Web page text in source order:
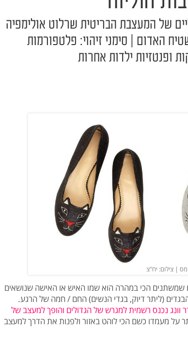
של המעצבת הבריטית שרלוט אולימפיה
האדום | סימני זיהוי: פלטפורמות
ופנטזיות ילדות אחרות
| צילום: יח"צ
הכי במהרה הוא שמו האיש או האישה שנושאים
(ליתר דיוק, בגדי הנשים) החם / חמה של הרגע.
וונג נכנס רשמית למגרש של הגדולים והופך למעצב של
על מעמדו כשם הכי לוהט באזור ולפנות את הדרך למעצב